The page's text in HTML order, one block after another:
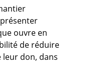
ouvre en
de réduire
leur don, dans